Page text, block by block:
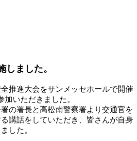
しました。
推進大会をサンメッセホールで開催
加いただきました。
の署長と高松南警察署より交通官を
講話をしていただき、皆さんが自身
した。